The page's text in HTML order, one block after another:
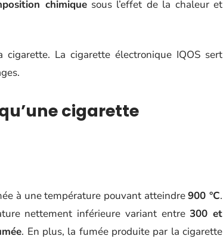
chimiquesous l’effet de la chaleur et
cigarette. La cigarette électronique IQOS sert
cigarette
à une température pouvant atteindre900 °C.
nettement inférieure variant entre300 et
. En plus, la fumée produite par la cigarette